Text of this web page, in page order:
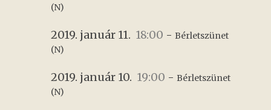
(N)
2019. január 11. 18:00 - Bérletszünet
(N)
2019. január 10. 19:00 - Bérletszünet
(N)